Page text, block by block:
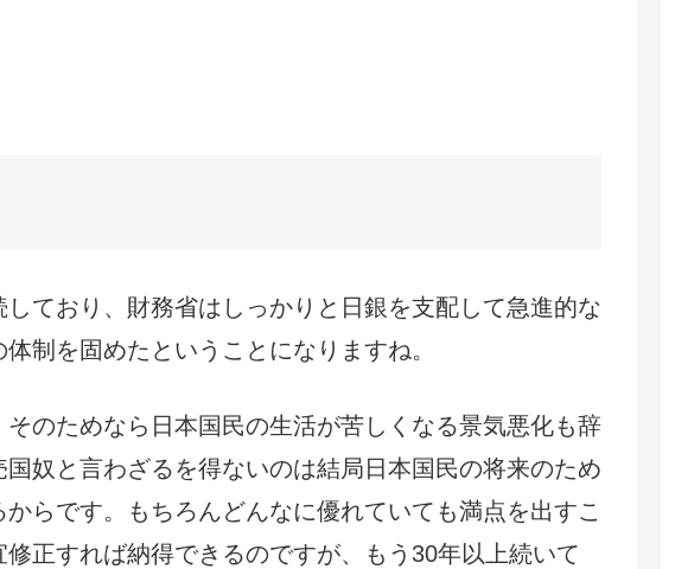
ており、財務省はしっかりと日銀を支配して急進的な
制を固めたということになりますね。
のためなら日本国民の生活が苦しくなる景気悪化も辞
奴と言わざるを得ないのは結局日本国民の将来のため
らです。もちろんどんなに優れていても満点を出すこ
正すれば納得できるのですが、もう30年以上続いて